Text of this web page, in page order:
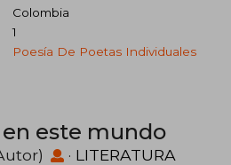
Colombia
1
Poesía De Poetas Individuales
en este mundo
· LITERATURA